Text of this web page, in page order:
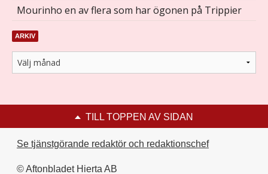
Mourinho en av flera som har ögonen på Trippier
ARKIV
TILL TOPPEN AV SIDAN
Se tjänstgörande redaktör och redaktionschef
© Aftonbladet Hierta AB